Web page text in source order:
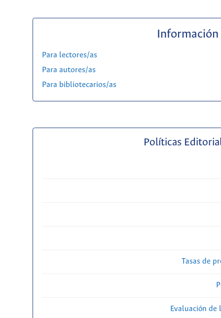
Información
Para lectores/as
Para autores/as
Para bibliotecarios/as
Políticas
Tasas de
Evaluación